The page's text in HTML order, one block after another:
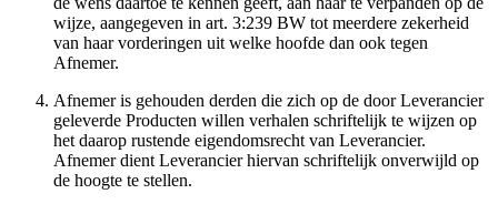
wijze, aangegeven in art. 3:239 BW tot meerdere zekerheid
van haar vorderingen uit welke hoofde dan ook tegen
Afnemer.
Afnemer is gehouden derden die zich op de door Leverancier
geleverde Producten willen verhalen schriftelijk te wijzen op
het daarop rustende eigendomsrecht van Leverancier.
Afnemer dient Leverancier hiervan schriftelijk onverwijld op
de hoogte te stellen.